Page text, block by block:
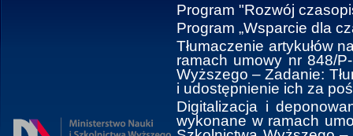
Program "Rozwój
Program „Wsparcie dla
Tłumaczenie artykułów
ramach umowy nr 848/
Wyższego ‒ Zadanie:
i udostępnienie ich za
Digitalizacja i
wykonane w ramach